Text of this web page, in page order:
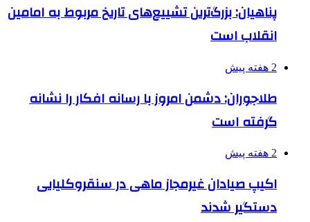
پناهیان: بزرگ‌ترین تشییع‌های تاریخ مربوط به امامین
انقلاب است
2 هفته پیش
طلاجوران: دشمن امروز با رسانه افکار را نشانه
گرفته است
2 هفته پیش
اکیپ صیادان غیرمجاز ماهی در سنقروکلیایی
دستگیر شدند